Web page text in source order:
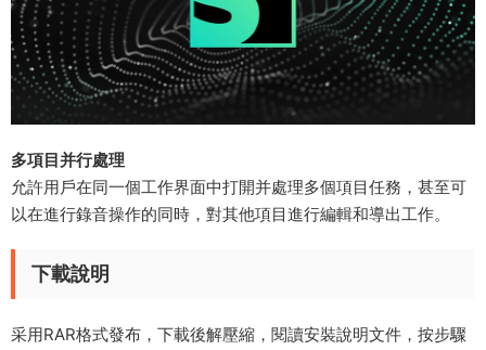
​多項目并行處理​
允許用戶在同一個工作界面中打開并處理多個項目任務，甚至可
以在進行錄音操作的同時，對其他項目進行編輯和導出工作。
下載說明
采用RAR格式發布，下載後解壓縮，閱讀安裝說明文件，按步驟